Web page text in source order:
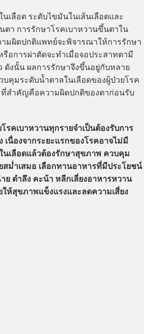
เลือด ระดับไขมันในเส้นเลือดและ
ตา การรักษาโรคเบาหวานขึ้นตาใน
มผิดปกติแพทย์จะพิจารณาให้การรักษา
อการผ่าตัดจะทำเมื่อจอประสาทตามี
งนั้น ผลการรักษาจึงขึ้นอยู่กับหลาย
บคุมระดับน้ำตาลในเลือดของผู้ป่วยโรค
ที่สำคัญคือความผิดปกติของตาก่อนรับ
รคเบาหวานทุกรายจำเป็นต้องรับการ
นื่องจากระยะแรกของโรคอาจไม่มี
เลือดแล้วต้องรักษาสุขภาพ ควบคุม
ม่ำเสมอ เลือกทานอาหารที่มีประโยชน์
ย ตำลึง คะน้า หลีกเลี่ยงอาหารหวาน
ห้สุขภาพแข็งแรงและลดความเสี่ยง